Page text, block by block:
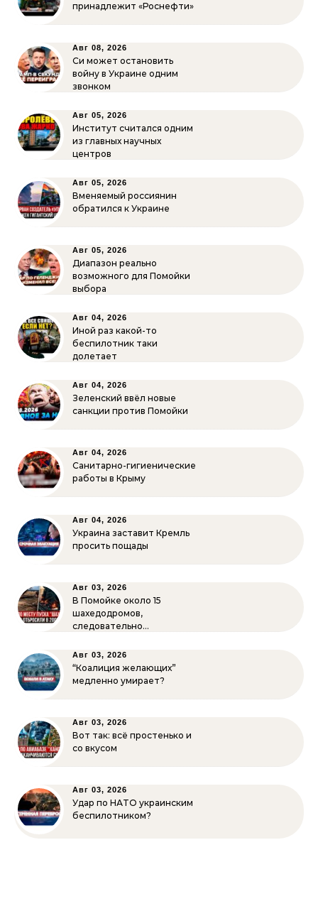
принадлежит «Роснефти»
Авг 08, 2026
Си может остановить
войну в Украине одним
звонком
Авг 05, 2026
Институт считался одним
из главных научных
центров
Авг 05, 2026
Вменяемый россиянин
обратился к Украине
Авг 05, 2026
Диапазон реально
возможного для Помойки
выбора
Авг 04, 2026
Иной раз какой-то
беспилотник таки
долетает
Авг 04, 2026
Зеленский ввёл новые
санкции против Помойки
Авг 04, 2026
Санитарно-гигиенические
работы в Крыму
Авг 04, 2026
Украина заставит Кремль
просить пощады
Авг 03, 2026
В Помойке около 15
шахедодромов,
следовательно…
Авг 03, 2026
“Коалиция желающих”
медленно умирает?
Авг 03, 2026
Вот так: всё простенько и
со вкусом
Авг 03, 2026
Удар по НАТО украинским
беспилотником?